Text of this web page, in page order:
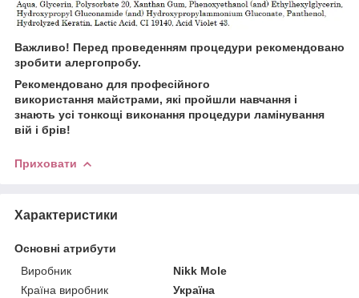
Важливо! Перед проведенням процедури рекомендовано
зробити алергопробу.
Рекомендовано для професійного
використання майстрами, які пройшли навчання і
знають усі тонкощі виконання процедури ламінування
вій і брів!
Приховати
Характеристики
Основні атрибути
Виробник
Nikk Mole
Країна виробник
Україна